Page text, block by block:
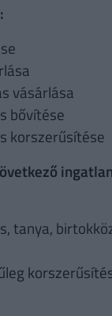
vásárlása
bővítése
korszerűsítése
tanya,